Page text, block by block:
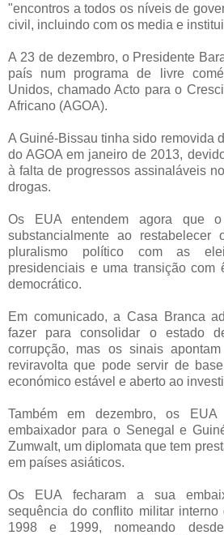
"encontros a todos os níveis de
civil, incluindo com os media e
A 23 de dezembro, o Presidente
país num programa de livre
Unidos, chamado Acto para o
Africano (AGOA).
A Guiné-Bissau tinha sido removida
do AGOA em janeiro de 2013,
à falta de progressos assinaláveis
drogas.
Os EUA entendem agora que
substancialmente ao
pluralismo político com as
presidenciais e uma transição com
democrático.
Em comunicado, a Casa Branca
fazer para consolidar o estado
corrupção, mas os sinais
reviravolta que pode servir de
económico estável e aberto ao
Também em dezembro, os
embaixador para o Senegal e
Zumwalt, um diplomata que tem
em países asiáticos.
Os EUA fecharam a sua
sequência do conflito militar
1998 e 1999, nomeando